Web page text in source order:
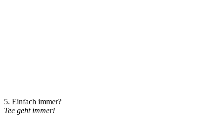
5. Einfach immer?
Tee geht immer!